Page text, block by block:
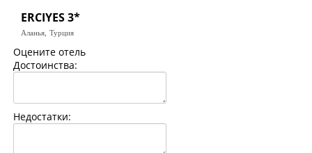
Цены дня
Страны
ERCIYES 3*
Аланья, Турция
Оцените отель
Достоинства:
Недостатки: